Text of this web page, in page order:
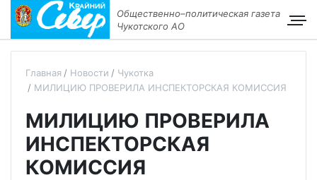
Общественно–политическая газета
Чукотского АО
Главная Новости
Чукотка
МИЛИЦИЮ ПРОВЕРИЛА ИНСПЕКТОРСКАЯ КОМИССИЯ
МИЛИЦИЮ ПРОВЕРИЛА
ИНСПЕКТОРСКАЯ
КОМИССИЯ